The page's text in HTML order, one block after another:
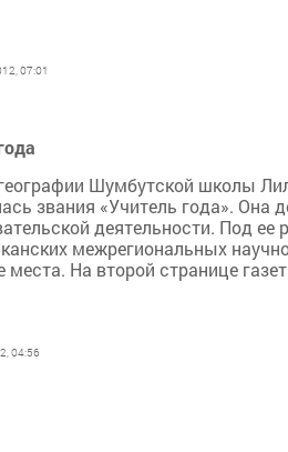
07:01
Шумбутской школы
звания «Учитель года». Она
деятельности. Под
межрегиональных
места. На второй странице
04:56